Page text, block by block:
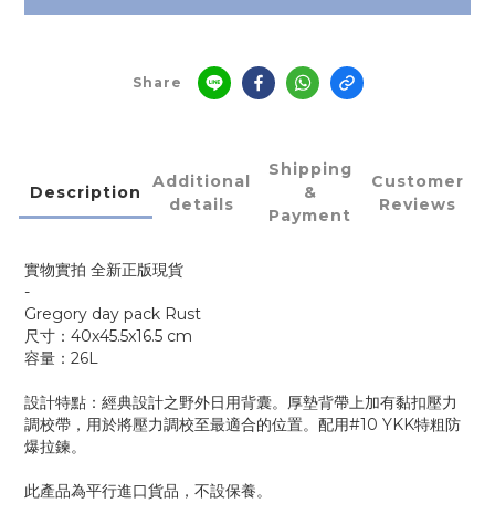
Share
Description
Additional
details
Shipping
&
Payment
Customer
Reviews
實物實拍 全新正版現貨
-
Gregory day pack Rust
尺寸：40x45.5x16.5 cm
容量：26L
設計特點：經典設計之野外日用背囊。厚墊背帶上加有黏扣壓力
調校帶，用於將壓力調校至最適合的位置。配用#10 YKK特粗防
爆拉鍊。
此產品為平行進口貨品，不設保養。